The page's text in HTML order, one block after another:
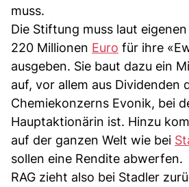
muss.
Die Stiftung muss laut
220 Millionen Euro für ihre
ausgeben. Sie baut dazu ein
auf, vor allem aus Dividenden
Chemiekonzerns Evonik, bei
Hauptaktionärin ist. Hinzu
auf der ganzen Welt wie bei
sollen eine Rendite abwerfen.
RAG zieht also bei Stadler